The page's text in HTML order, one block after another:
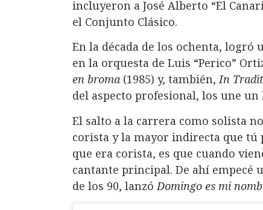
incluyeron a José Alberto “El
el Conjunto Clásico.
En la década de los ochenta, logró
en la orquesta de Luis “Perico”
en broma (1985) y, también,In
del aspecto profesional, los une un
El salto a la carrera como solista
corista y la mayor indirecta que tú
que era corista, es que cuando
cantante principal. De ahí empecé
de los 90, lanzóDomingo es mi